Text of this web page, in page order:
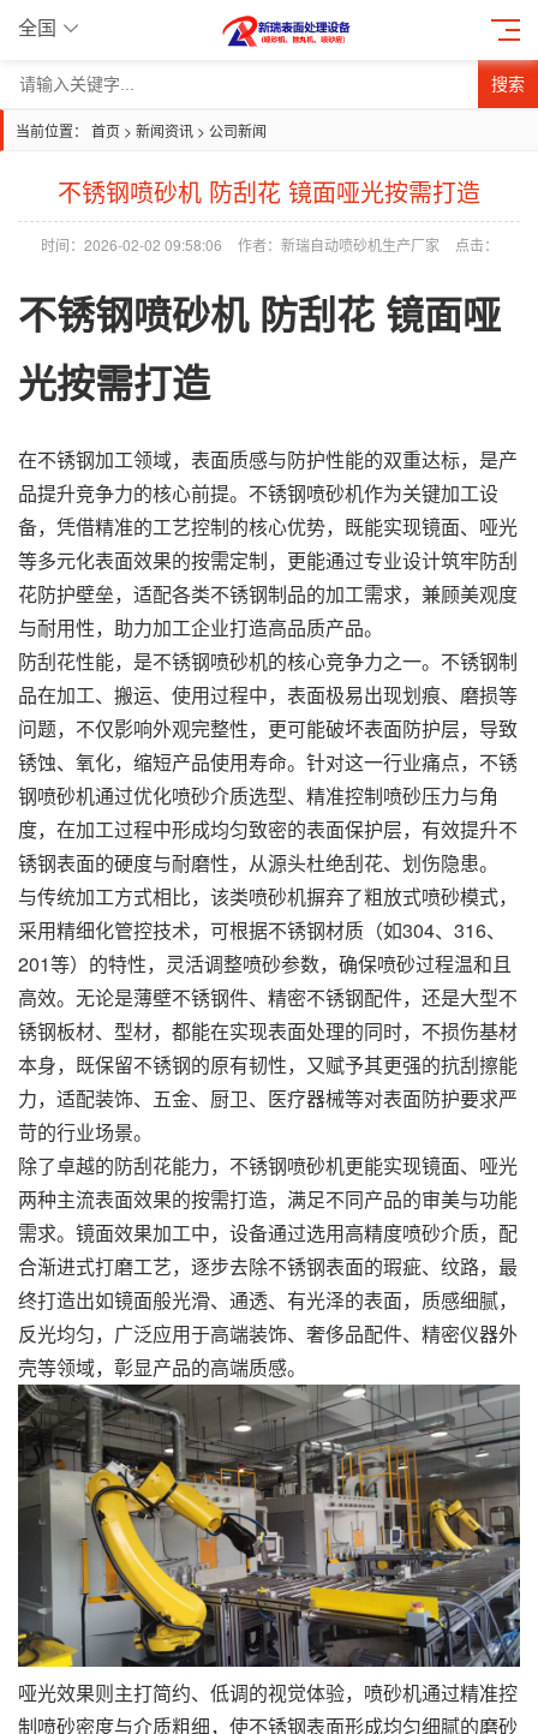
全国
搜索
当前位置： 首页 > 新闻资讯 > 公司新闻
不锈钢喷砂机 防刮花 镜面哑光按需打造
时间：2026-02-02 09:58:06 作者：新瑞自动喷砂机生产厂家 点击：
不锈钢喷砂机防刮花 镜面哑
光按需打造
在不锈钢加工领域，表面质感与防护性能的双重达标，是产
品提升竞争力的核心前提。不锈钢喷砂机作为关键加工设
备，凭借精准的工艺控制的核心优势，既能实现镜面、哑光
等多元化表面效果的按需定制，更能通过专业设计筑牢防刮
花防护壁垒，适配各类不锈钢制品的加工需求，兼顾美观度
与耐用性，助力加工企业打造高品质产品。
防刮花性能，是不锈钢喷砂机的核心竞争力之一。不锈钢制
品在加工、搬运、使用过程中，表面极易出现划痕、磨损等
问题，不仅影响外观完整性，更可能破坏表面防护层，导致
锈蚀、氧化，缩短产品使用寿命。针对这一行业痛点，不锈
钢喷砂机通过优化喷砂介质选型、精准控制喷砂压力与角
度，在加工过程中形成均匀致密的表面保护层，有效提升不
锈钢表面的硬度与耐磨性，从源头杜绝刮花、划伤隐患。
与传统加工方式相比，该类喷砂机摒弃了粗放式喷砂模式，
采用精细化管控技术，可根据不锈钢材质（如304、316、
201等）的特性，灵活调整喷砂参数，确保喷砂过程温和且
高效。无论是薄壁不锈钢件、精密不锈钢配件，还是大型不
锈钢板材、型材，都能在实现表面处理的同时，不损伤基材
本身，既保留不锈钢的原有韧性，又赋予其更强的抗刮擦能
力，适配装饰、五金、厨卫、医疗器械等对表面防护要求严
苛的行业场景。
除了卓越的防刮花能力，不锈钢喷砂机更能实现镜面、哑光
两种主流表面效果的按需打造，满足不同产品的审美与功能
需求。镜面效果加工中，设备通过选用高精度喷砂介质，配
合渐进式打磨工艺，逐步去除不锈钢表面的瑕疵、纹路，最
终打造出如镜面般光滑、通透、有光泽的表面，质感细腻，
反光均匀，广泛应用于高端装饰、奢侈品配件、精密仪器外
壳等领域，彰显产品的高端质感。
哑光效果则主打简约、低调的视觉体验，喷砂机通过精准控
制喷砂密度与介质粗细，使不锈钢表面形成均匀细腻的磨砂